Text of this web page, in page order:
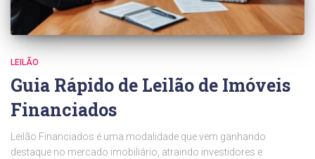
LEILÃO
Guia Rápido de Leilão de Imóveis
Financiados
Leilão Financiados é uma modalidade que vem ganhando
destaque no mercado imobiliário, atraindo investidores e